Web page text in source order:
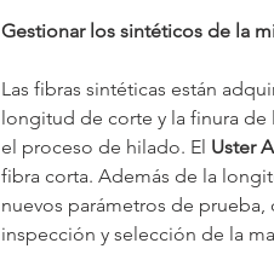
Gestionar los sintéticos de la
Las fibras sintéticas están
longitud de corte y la finura
el proceso de hilado. El Uster
fibra corta. Además de la
nuevos parámetros de
inspección y selección de la